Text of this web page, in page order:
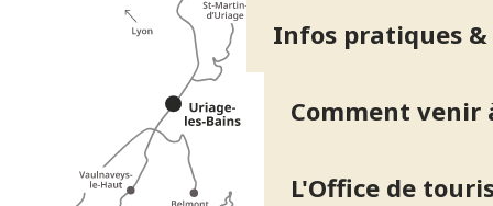
Infos pratiques &
Comment venir
L'Office de